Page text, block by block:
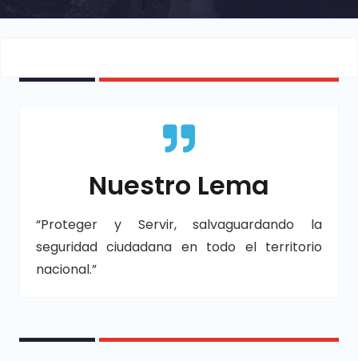
Nuestro Lema
“Proteger y Servir, salvaguardando la
seguridad ciudadana en todo el territorio
nacional.”